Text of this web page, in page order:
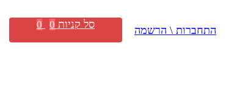
התחברות \ הרשמה סל קניות 0
0